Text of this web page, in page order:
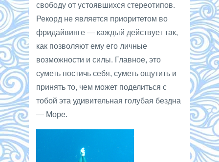
свободу от устоявшихся стереотипов.
Рекорд не является приоритетом во
фридайвинге — каждый действует так,
как позволяют ему его личные
возможности и силы. Главное, это
суметь постичь себя, суметь ощутить и
принять то, чем может поделиться с
тобой эта удивительная голубая бездна
— Море.